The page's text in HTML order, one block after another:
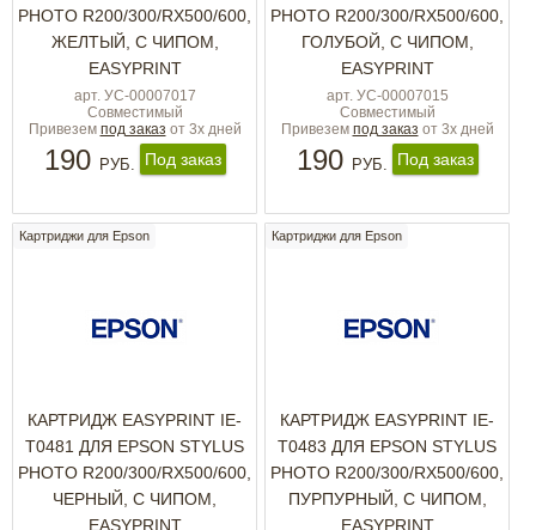
PHOTO R200/300/RX500/600,
ЖЕЛТЫЙ, С ЧИПОМ,
EASYPRINT
арт. УС-00007017
Совместимый
Привезем под заказ от 3х дней
190 РУБ. Под заказ
PHOTO R200/300/RX500/600,
ГОЛУБОЙ, С ЧИПОМ,
EASYPRINT
арт. УС-00007015
Совместимый
Привезем под заказ от 3х дней
190 РУБ. Под заказ
Картриджи для Epson
КАРТРИДЖ EASYPRINT IE-
T0481 ДЛЯ EPSON STYLUS
PHOTO R200/300/RX500/600,
ЧЕРНЫЙ, С ЧИПОМ,
EASYPRINT
Картриджи для Epson
КАРТРИДЖ EASYPRINT IE-
T0483 ДЛЯ EPSON STYLUS
PHOTO R200/300/RX500/600,
ПУРПУРНЫЙ, С ЧИПОМ,
EASYPRINT